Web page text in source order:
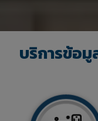
บริการข้อ